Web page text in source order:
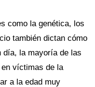
como la genética, los
también dictan cómo
día, la mayoría de las
víctimas de la
a la edad muy